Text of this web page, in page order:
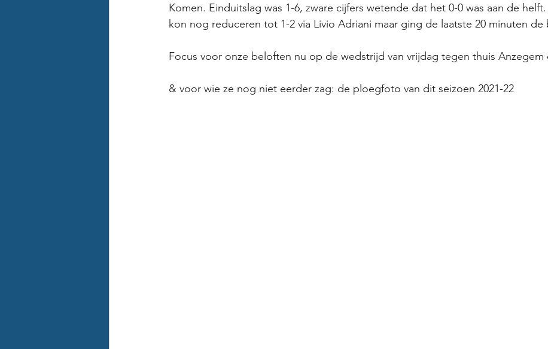
Komen. Einduitslag was 1-6, zware cijfers wetende dat het 0-0 was aan de
kon nog reduceren tot 1-2 via Livio Adriani maar ging de laatste 20 minuten de
Focus voor onze beloften nu op de wedstrijd van vrijdag tegen thuis Anzegem
& voor wie ze nog niet eerder zag: de ploegfoto van dit seizoen 2021-22